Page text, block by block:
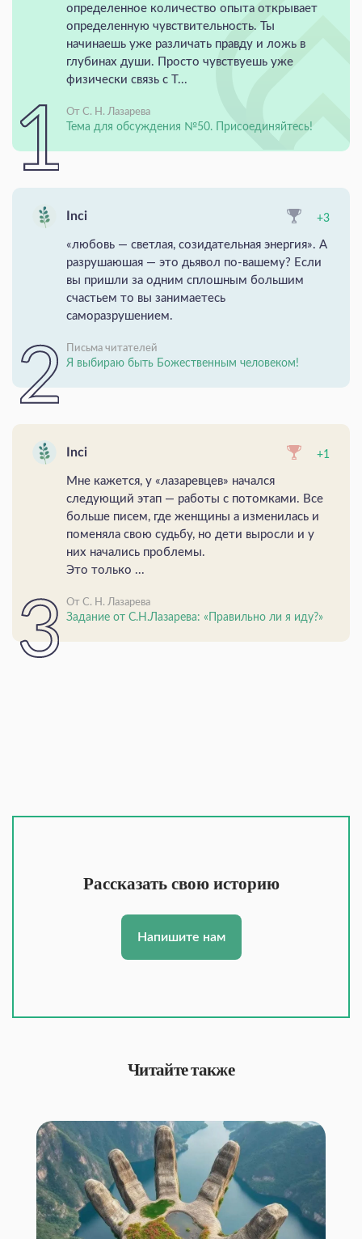
определенное количество опыта открывает
определенную чувствительность. Ты
начинаешь уже различать правду и ложь в
глубинах души. Просто чувствуешь уже
физически связь с Т...
От С. Н. Лазарева
Тема для обсуждения №50. Присоединяйтесь!
Inci +3
«любовь — светлая, созидательная энергия». А
разрушаюшая — это дьявол по-вашему? Если
вы пришли за одним сплошным большим
счастьем то вы занимаетесь
саморазрушением.
Письма читателей
Я выбираю быть Божественным человеком!
Inci +1
Мне кажется, у «лазаревцев» начался
следующий этап — работы с потомками. Все
больше писем, где женщины а изменилась и
поменяла свою судьбу, но дети выросли и у
них начались проблемы.
Это только ...
От С. Н. Лазарева
Задание от С.Н.Лазарева: «Правильно ли я иду?»
Рассказать свою историю
Напишите нам
Читайте также